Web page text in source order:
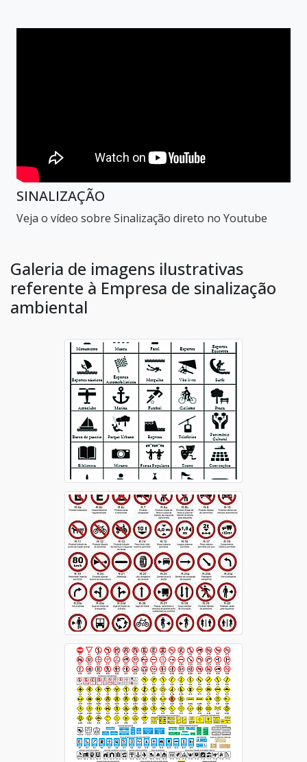
SINALIZAÇÃO
Veja o vídeo sobre Sinalização direto no Youtube
Galeria de imagens ilustrativas
referente à Empresa de sinalização
ambiental